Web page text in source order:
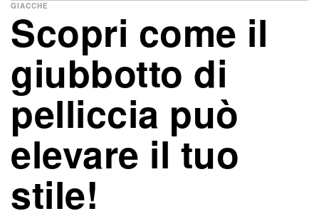
Scopri come il
giubbotto di
pelliccia può
elevare il tuo
stile!
GIACCHE